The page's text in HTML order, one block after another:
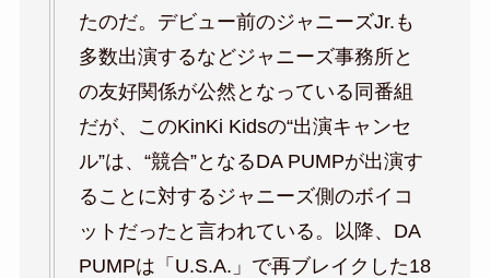
たのだ。デビュー前のジャニーズJr.も
多数出演するなどジャニーズ事務所と
の友好関係が公然となっている同番組
だが、このKinKi Kidsの“出演キャンセ
ル”は、“競合”となるDA PUMPが出演す
ることに対するジャニーズ側のボイコ
ットだったと言われている。以降、DA
PUMPは「U.S.A.」で再ブレイクした18